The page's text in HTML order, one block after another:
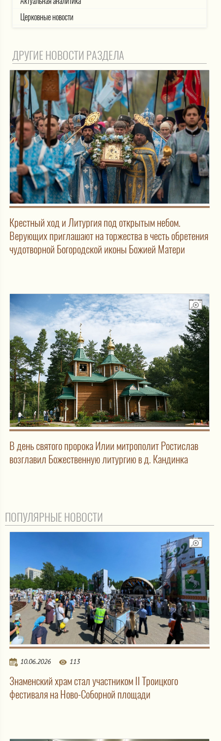
Церковные новости
ДРУГИЕ НОВОСТИ РАЗДЕЛА
Крестный ход и Литургия под открытым небом.
Верующих приглашают на торжества в честь обретения
чудотворной Богородской иконы Божией Матери
В день святого пророка Илии митрополит Ростислав
возглавил Божественную литургию в д. Кандинка
ПОПУЛЯРНЫЕ НОВОСТИ
10.06.2026 113
Знаменский храм стал участником II Троицкого
фестиваля на Ново-Соборной площади